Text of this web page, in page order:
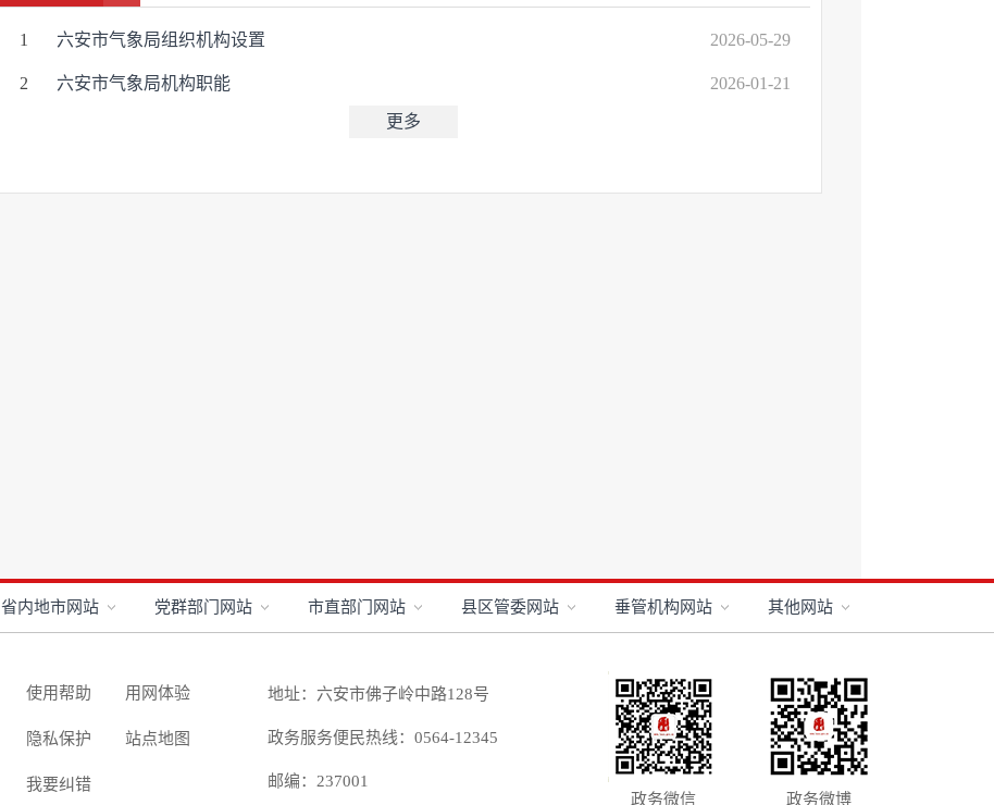
1 六安市气象局组织机构设置 2026-05-29
2 六安市气象局机构职能 2026-01-21
更多
省内地市网站 党群部门网站 市直部门网站 县区管委网站 垂管机构网站 其他网站
使用帮助 用网体验
隐私保护 站点地图
我要纠错
地址：六安市佛子岭中路128号
政务服务便民热线：0564-12345
邮编：237001
政务微信
政务微博